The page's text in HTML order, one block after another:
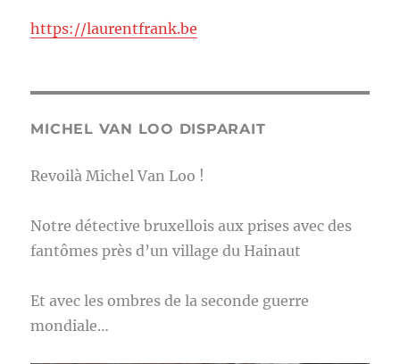
https://laurentfrank.be
MICHEL VAN LOO DISPARAIT
Revoilà Michel Van Loo !
Notre détective bruxellois aux prises avec des
fantômes près d’un village du Hainaut
Et avec les ombres de la seconde guerre
mondiale…